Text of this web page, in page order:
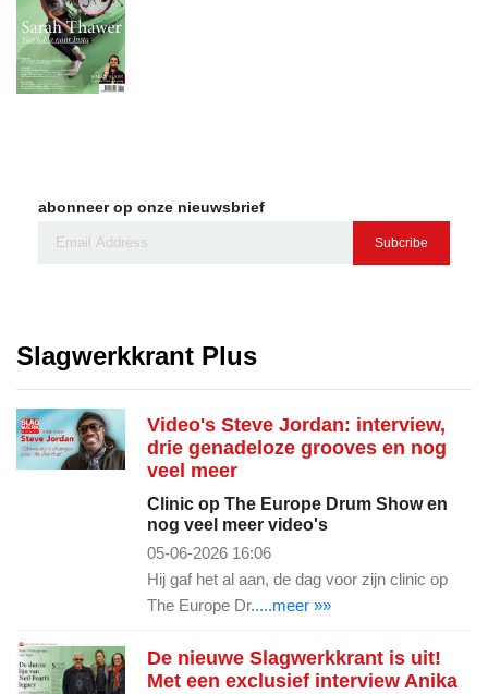
abonneer op onze nieuwsbrief
Subcribe
Slagwerkkrant Plus
Video's Steve Jordan: interview,
drie genadeloze grooves en nog
veel meer
Clinic op The Europe Drum Show en
nog veel meer video's
05-06-2026 16:06
Hij gaf het al aan, de dag voor zijn clinic op
The Europe Dr.....meer »»
De nieuwe Slagwerkkrant is uit!
Met een exclusief interview Anika